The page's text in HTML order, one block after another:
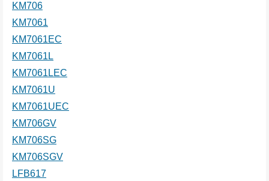
KM706
KM7061
KM7061EC
KM7061L
KM7061LEC
KM7061U
KM7061UEC
KM706GV
KM706SG
KM706SGV
LFB617